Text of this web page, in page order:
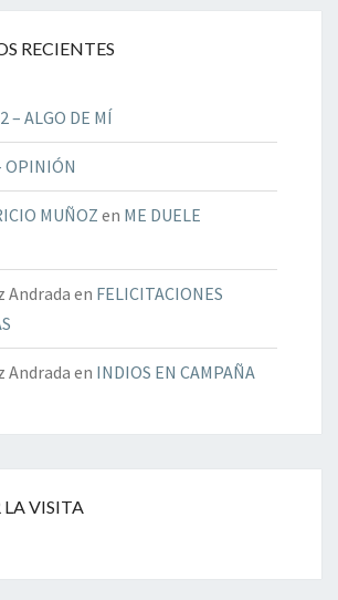
RECIENTES
2 – ALGO DE MÍ
OPINIÓN
MUÑOZen ME DUELE
Andrada en FELICITACIONES
Andrada en INDIOS EN CAMPAÑA
LA VISITA